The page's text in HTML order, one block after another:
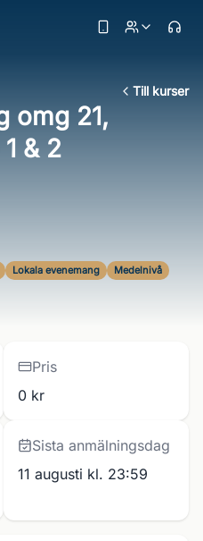
Till kurser
omg 21,
& 2
Lokala evenemang
Medelnivå
Pris
0 kr
Sista anmälningsdag
11 augusti kl. 23:59